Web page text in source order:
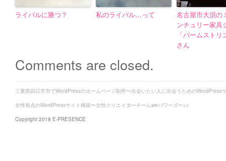
ライバルに勝つ？ 私のライバル…って
名古屋市大須の
ンチュリー家具
「パームストリ
さん
Comments are closed.
三重県四日市市でWordPressのホームページ制作〜出会いたい人に出会うためのWordPress
女性視点のWordPressサイト構築〜女性クリエイターチームweパワーズ〜>>
Copyright 2018 E-PRESENCE